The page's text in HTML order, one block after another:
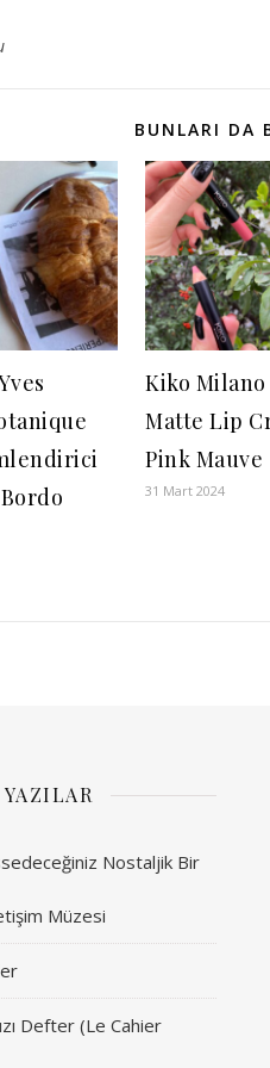
BUNLARI DA
Kiko
Matte Lip
Pink Mauve
31 Mart 2024
YAZILAR
Nostaljik Bir
Müzesi
Defter (Le Cahier